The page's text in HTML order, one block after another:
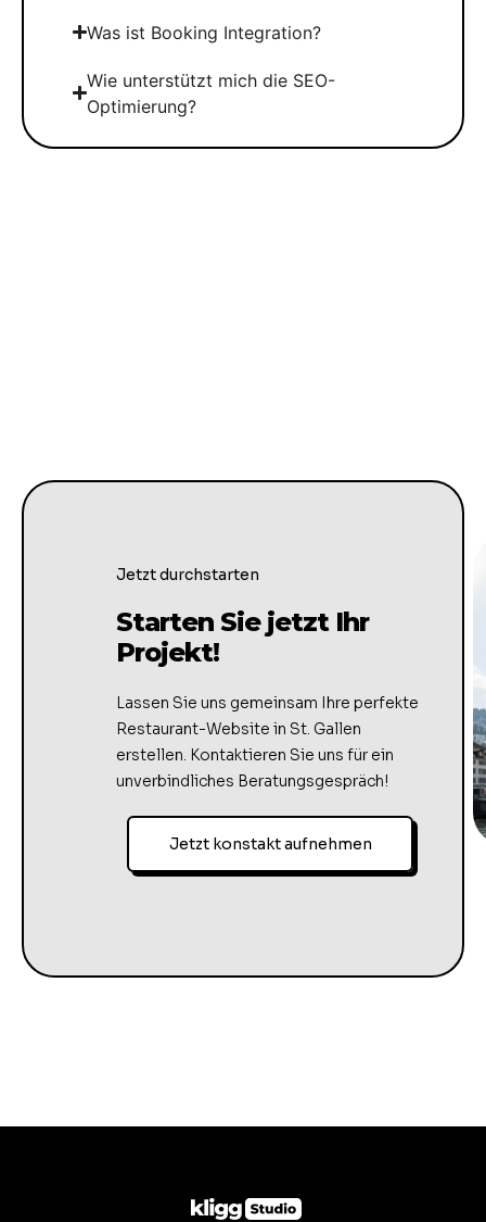
Was ist Booking Integration?
Wie unterstützt mich die SEO-
Optimierung?
Jetzt durchstarten
Starten Sie jetzt Ihr
Projekt!
Lassen Sie uns gemeinsam Ihre perfekte
Restaurant-Website in St. Gallen
erstellen. Kontaktieren Sie uns für ein
unverbindliches Beratungsgespräch!
Jetzt konstakt aufnehmen